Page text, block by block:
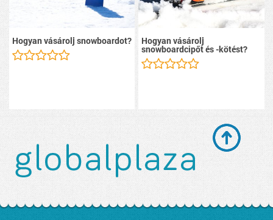
Hogyan vásárolj snowboardot? Hogyan vásárolj
snowboardcipőt és -kötést?